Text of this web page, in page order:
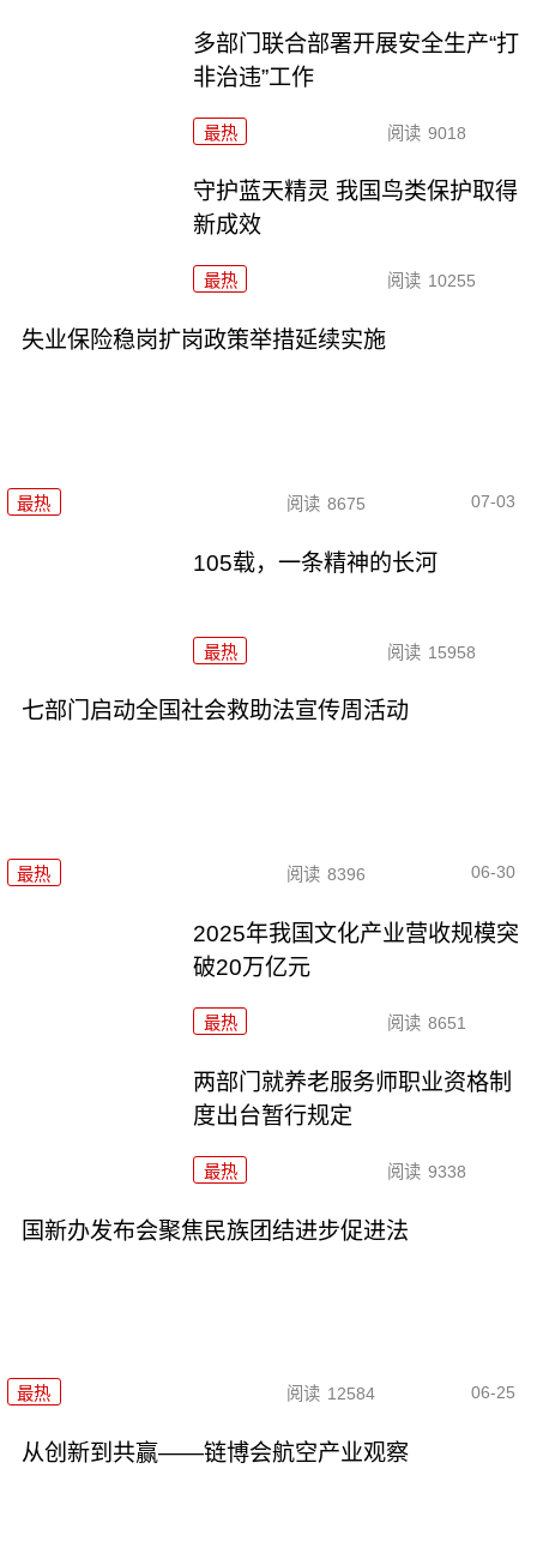
多部门联合部署开展安全生产“打
非治违”工作
最热 阅读 9018
守护蓝天精灵 我国鸟类保护取得
新成效
最热 阅读 10255
失业保险稳岗扩岗政策举措延续实施
最热 阅读 8675 07-03
105载，一条精神的长河
最热 阅读 15958
七部门启动全国社会救助法宣传周活动
最热 阅读 8396 06-30
2025年我国文化产业营收规模突
破20万亿元
最热 阅读 8651
两部门就养老服务师职业资格制
度出台暂行规定
最热 阅读 9338
国新办发布会聚焦民族团结进步促进法
最热 阅读 12584 06-25
从创新到共赢——链博会航空产业观察